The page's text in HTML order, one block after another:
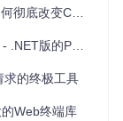
CSS处理方式
增强库
求的终极工具
Web终端库